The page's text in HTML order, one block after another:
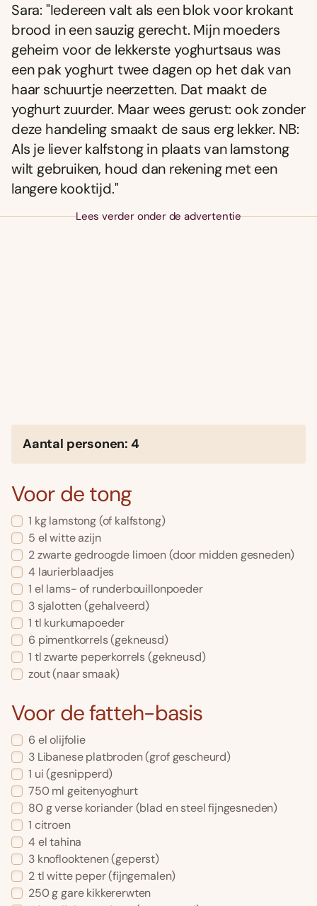
Sara: "Iedereen valt als een blok voor krokant
brood in een sauzig gerecht. Mijn moeders
geheim voor de lekkerste yoghurtsaus was
een pak yoghurt twee dagen op het dak van
haar schuurtje neerzetten. Dat maakt de
yoghurt zuurder. Maar wees gerust: ook zonder
deze handeling smaakt de saus erg lekker. NB:
Als je liever kalfstong in plaats van lamstong
wilt gebruiken, houd dan rekening met een
langere kooktijd."
Lees verder onder de advertentie
Aantal personen: 4
Voor de tong
1 kg lamstong (of kalfstong)
5 el witte azijn
2 zwarte gedroogde limoen (door midden gesneden)
4 laurierblaadjes
1 el lams- of runderbouillonpoeder
3 sjalotten (gehalveerd)
1 tl kurkumapoeder
6 pimentkorrels (gekneusd)
1 tl zwarte peperkorrels (gekneusd)
zout (naar smaak)
Voor de fatteh-basis
6 el olijfolie
3 Libanese platbroden (grof gescheurd)
1 ui (gesnipperd)
750 ml geitenyoghurt
80 g verse koriander (blad en steel fijngesneden)
1 citroen
4 el tahina
3 knoflooktenen (geperst)
2 tl witte peper (fijngemalen)
250 g gare kikkererwten